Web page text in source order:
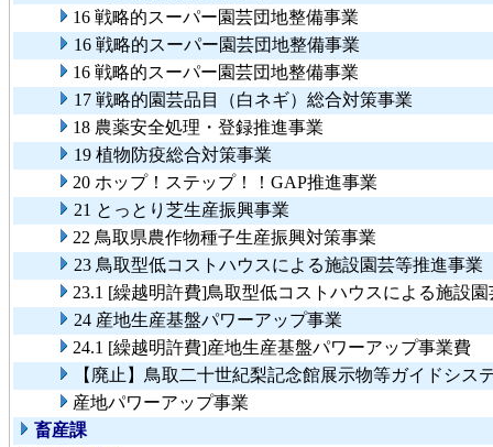
16 戦略的スーパー園芸団地整備事業
16 戦略的スーパー園芸団地整備事業
16 戦略的スーパー園芸団地整備事業
17 戦略的園芸品目（白ネギ）総合対策事業
18 農薬安全処理・登録推進事業
19 植物防疫総合対策事業
20 ホップ！ステップ！！GAP推進事業
21 とっとり芝生産振興事業
22 鳥取県農作物種子生産振興対策事業
23 鳥取型低コストハウスによる施設園芸等推進事業
23.1 [繰越明許費]鳥取型低コストハウスによる施設
24 産地生産基盤パワーアップ事業
24.1 [繰越明許費]産地生産基盤パワーアップ事業費
【廃止】鳥取二十世紀梨記念館展示物等ガイドシス
産地パワーアップ事業
畜産課